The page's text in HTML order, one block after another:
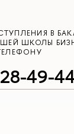
В
ШКОЛЫ
49-